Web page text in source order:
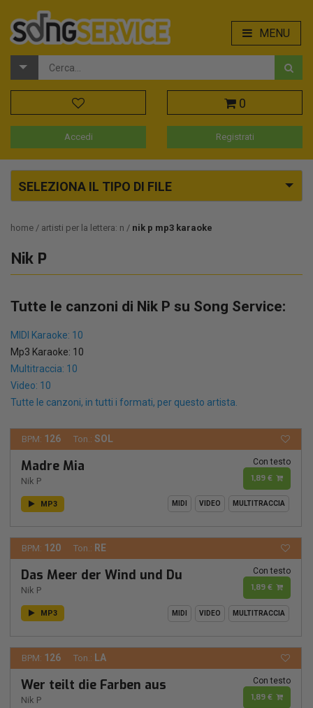
MENU
0
Accedi Registrati
SELEZIONA IL TIPO DI FILE
home artisti per la lettera: n nik p mp3 karaoke
Nik P
Tutte le canzoni di Nik P su Song Service:
MIDI Karaoke: 10
Mp3 Karaoke: 10
Multitraccia: 10
Video: 10
Tutte le canzoni, in tutti i formati, per questo artista.
BPM: 126 Ton.: SOL
Madre Mia
Nik P
Con testo
1,89 €
MP3 MIDI VIDEO MULTITRACCIA
BPM: 120 Ton.: RE
Das Meer der Wind und Du
Nik P
Con testo
1,89 €
MP3 MIDI VIDEO MULTITRACCIA
BPM: 126 Ton.: LA
Wer teilt die Farben aus
Nik P
Con testo
1,89 €